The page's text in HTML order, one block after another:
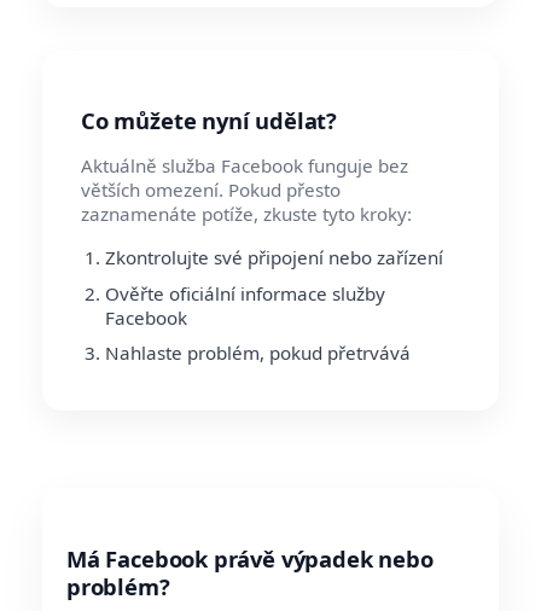
Co můžete nyní udělat?
Aktuálně služba Facebook funguje bez
větších omezení. Pokud přesto
zaznamenáte potíže, zkuste tyto kroky:
Zkontrolujte své připojení nebo zařízení
Ověřte oficiální informace služby
Facebook
Nahlaste problém, pokud přetrvává
Má Facebook právě výpadek nebo
problém?